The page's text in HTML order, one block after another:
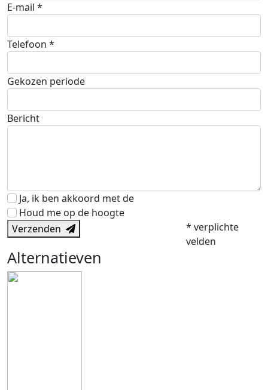
E-mail *
Telefoon *
Gekozen periode
Bericht
Ja, ik ben akkoord met de
Houd me op de hoogte
Verzenden
* verplichte
velden
Alternatieven